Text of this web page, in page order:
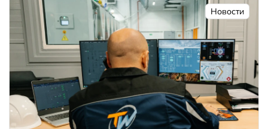
Новости